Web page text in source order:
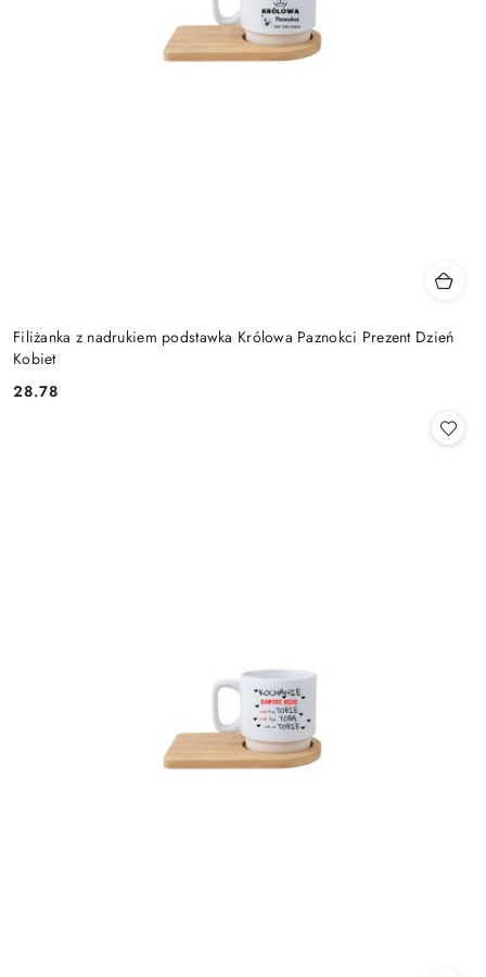
Filiżanka z nadrukiem podstawka Królowa Paznokci Prezent Dzień
Kobiet
Cena:
28.78